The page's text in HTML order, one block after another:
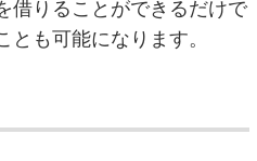
借りることができるだけで
も可能になります。